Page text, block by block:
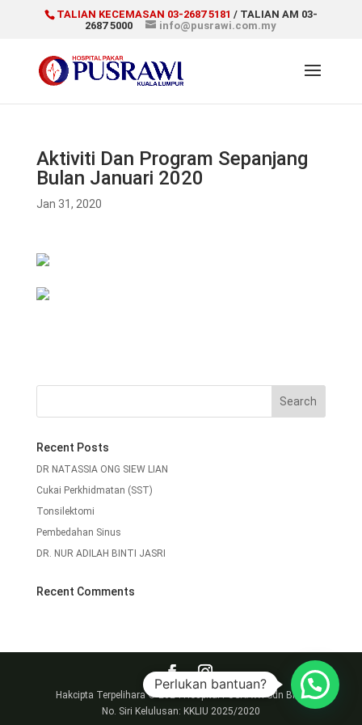
TALIAN KECEMASAN 03-2687 5181 / TALIAN AM 03-
2687 5000
info@pusrawi.com.my
Aktiviti Dan Program Sepanjang
Bulan Januari 2020
Jan 31, 2020
Recent Posts
DR NATASSIA ONG SIEW LIAN
Cukai Perkhidmatan (SST)
Tonsilektomi
Pembedahan Sinus
DR. NUR ADILAH BINTI JASRI
Recent Comments
Hakcipta Terpelihara © 2024 Hospital PUSRAWI Sdn Bhd.
No. Siri Kelulusan: KKLIU 2025/2020
Perlukan bantuan?